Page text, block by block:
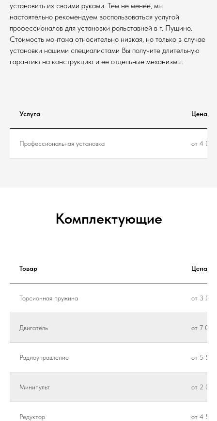
установить их своими руками. Тем не менее, мы
настоятельно рекомендуем воспользоваться услугой
профессионалов для установки рольставней в г. Пущино.
Стоимость монтажа относительно низкая, но только в случае
установки нашими специалистами Вы получите длительную
гарантию на конструкцию и ее отдельные механизмы.
Услуга Цена
Профессиональная установка от 4
Комплектующие
Товар Цена
Торсионная пружина от 3
Двигатель от 7
Радиоуправление от 5
Минипульт от 2
Редуктор от 4